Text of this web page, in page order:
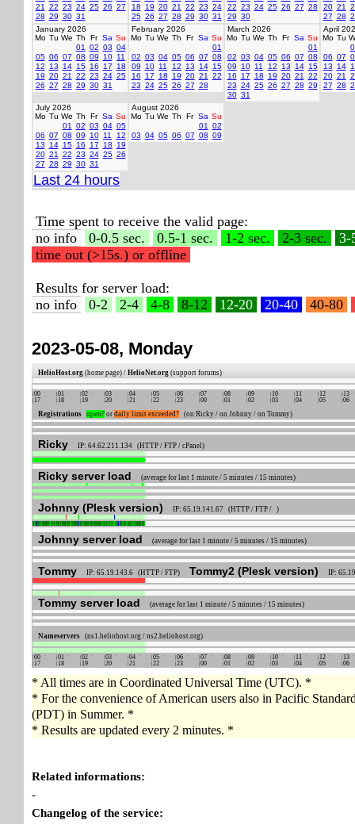
21
22 23 24 25 26 27
28 29 30 31
18
19 20 21 22 23 24
25 26 27 28 29 30 31
22 23 24 25 26 27 28
29 30
20 21
27 28
January 2026
Mo Tu We Th Fr Sa Su
01
02 03 04
05 06 07 08 09 10 11
12
13 14 15 16 17
18
19 20 21 22 23 24 25
26 27 28 29 30 31
February 2026
Mo Tu We Th Fr Sa Su
01
02 03 04 05 06 07 08
09
10 11 12 13 14 15
16
17 18 19 20 21
22
23 24 25 26 27 28
March 2026
Mo Tu We Th Fr Sa Su
01
02 03 04 05 06 07 08
09
10 11 12 13 14 15
16
17 18 19 20 21
22
23 24 25 26 27 28 29
30 31
April
Mo Tu
06 07
13
14
20 21
27 28
July 2026
Mo Tu We Th Fr Sa Su
01
02 03 04 05
06 07 08 09 10 11
12
13
14 15 16 17 18
19
20 21 22 23 24 25 26
27 28 29 30 31
August 2026
Mo Tu We Th Fr Sa Su
01
02
03 04 05 06 07 08 09
Last 24 hours
Time spent to receive the valid page:
no info
0-0.5 sec. 0.5-1 sec. 1-2 sec. 2-3 sec.
3-
time out (>15s.) or offline
Results for server load:
no info
0-2 2-4 4-8 8-12 12-20 20-40 40-80
2023-05-08, Monday
HelioHost.org (home page) / HelioNet.org (support forums)
Registrations open? or daily limit exceeded? (on Ricky / on Johnny / on Tommy)
Ricky IP: 64.62.211.134 (HTTP / FTP / cPanel)
Ricky server load (average for last 1 minute / 5 minutes / 15 minutes)
Johnny (Plesk version) IP: 65.19.141.67 (HTTP / FTP / )
Johnny server load (average for last 1 minute / 5 minutes / 15 minutes)
Tommy IP: 65.19.143.6 (HTTP / FTP) Tommy2 (Plesk version) IP:
Tommy server load (average for last 1 minute / 5 minutes / 15 minutes)
Nameservers (ns1.heliohost.org / ns2.heliohost.org)
00 01 02 03 04 05 06 07 08 09 10 11 12
13
17
18 19 20 21 22 23 00 01 02 03 04 05 06
00 01 02 03 04 05 06 07 08 09 10 11 12
13
17
18 19 20 21 22 23 00 01 02 03 04 05 06
* All times are in Coordinated Universal Time (UTC). *
* For the convenience of American users also in Pacific
(PDT) in Summer. *
* Results are updated every 2 minutes. *
Related informations:
-
Changelog of the service: